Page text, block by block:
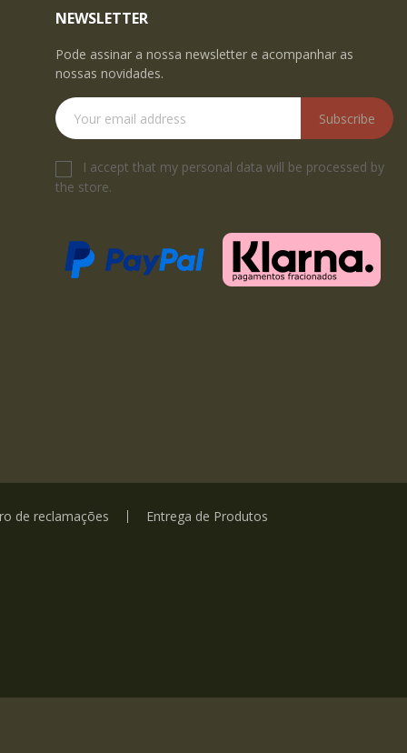
NEWSLETTER
Pode assinar a nossa newsletter e acompanhar as
nossas novidades.
Subscribe
I accept that my personal data will be processed by
the store.
de reclamações Entrega de Produtos